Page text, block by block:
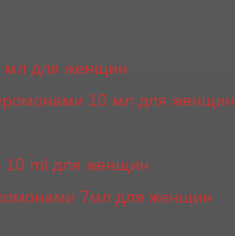
для женщин
10 мл для женщин
ml для женщин
7мл для женщин